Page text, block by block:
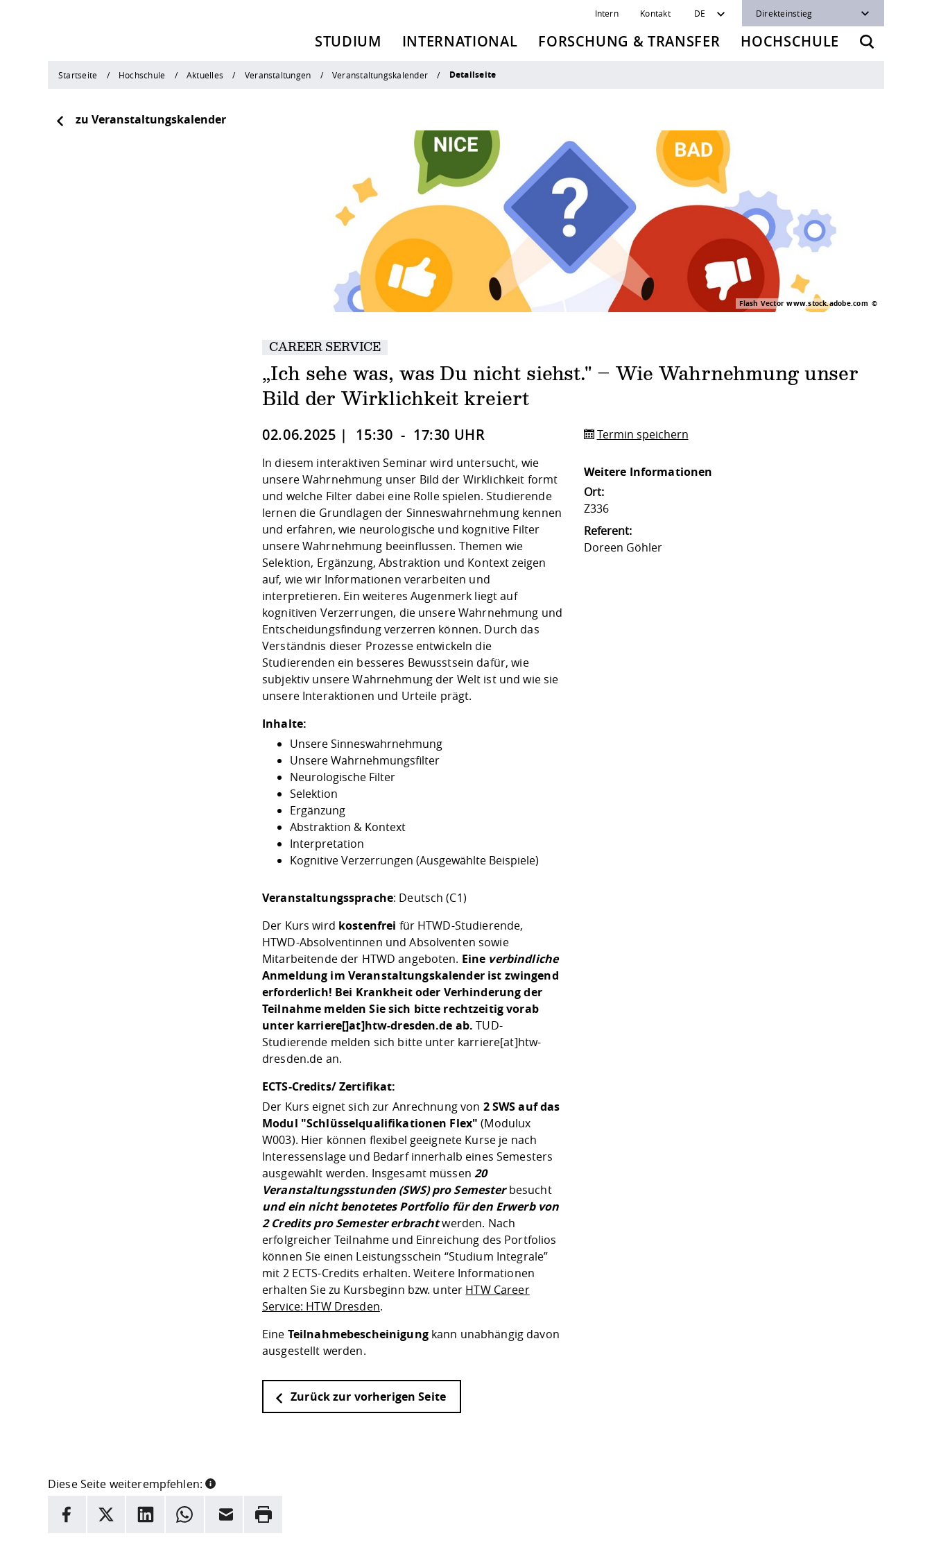
Intern Kontakt DE Direkteinstieg
STUDIUM INTERNATIONAL FORSCHUNG & TRANSFER HOCHSCHULE
Startseite Hochschule Aktuelles Veranstaltungen Veranstaltungskalender Detailseite
zu Veranstaltungskalender
Flash Vector www.stock.adobe.com
CAREER SERVICE
„Ich sehe was, was Du nicht siehst." – Wie Wahrnehmung unser
Bild der Wirklichkeit kreiert
02.06.2025 | 15:30 - 17:30 UHR
In diesem interaktiven Seminar wird untersucht, wie
unsere Wahrnehmung unser Bild der Wirklichkeit formt
und welche Filter dabei eine Rolle spielen. Studierende
lernen die Grundlagen der Sinneswahrnehmung kennen
und erfahren, wie neurologische und kognitive Filter
unsere Wahrnehmung beeinflussen. Themen wie
Selektion, Ergänzung, Abstraktion und Kontext zeigen
auf, wie wir Informationen verarbeiten und
interpretieren. Ein weiteres Augenmerk liegt auf
kognitiven Verzerrungen, die unsere Wahrnehmung und
Entscheidungsfindung verzerren können. Durch das
Verständnis dieser Prozesse entwickeln die
Studierenden ein besseres Bewusstsein dafür, wie
subjektiv unsere Wahrnehmung der Welt ist und wie sie
unsere Interaktionen und Urteile prägt.
Inhalte:
Unsere Sinneswahrnehmung
Unsere Wahrnehmungsfilter
Neurologische Filter
Selektion
Ergänzung
Abstraktion & Kontext
Interpretation
Kognitive Verzerrungen (Ausgewählte Beispiele)
Veranstaltungssprache: Deutsch (C1)
Der Kurs wird kostenfrei für HTWD-Studierende,
HTWD-Absolventinnen und Absolventen sowie
Mitarbeitende der HTWD angeboten. Eine verbindliche
Anmeldung im Veranstaltungskalender ist zwingend
erforderlich! Bei Krankheit oder Verhinderung der
Teilnahme melden Sie sich bitte rechtzeitig vorab
unter karriere[]at]htw-dresden.de ab.TUD-
Studierende melden sich bitte unter karriere[at]htw-
dresden.de an.
ECTS-Credits/ Zertifikat:
Der Kurs eignet sich zur Anrechnung von 2 SWS auf das
Modul "Schlüsselqualifikationen Flex"(Modulux
W003). Hier können flexibel geeignete Kurse je nach
Interessenslage und Bedarf innerhalb eines Semesters
ausgewählt werden. Insgesamt müssen20
Veranstaltungsstunden (SWS) pro Semesterbesucht
und ein nicht benotetes Portfolio für den Erwerb von
2 Credits pro Semester erbrachtwerden. Nach
erfolgreicher Teilnahme und Einreichung des Portfolios
können Sie einen Leistungsschein “Studium Integrale”
mit 2 ECTS-Credits erhalten. Weitere Informationen
erhalten Sie zu Kursbeginn bzw. unter HTW Career
Service: HTW Dresden.
Eine Teilnahmebescheinigung kann unabhängig davon
ausgestellt werden.
Termin speichern
Weitere Informationen
Ort:
Z336
Referent:
Doreen Göhler
Zurück zur vorherigen Seite
Diese Seite weiterempfehlen:
INFORMATION
Facebook
X LinkedInWhatsappE-Mail Drucken